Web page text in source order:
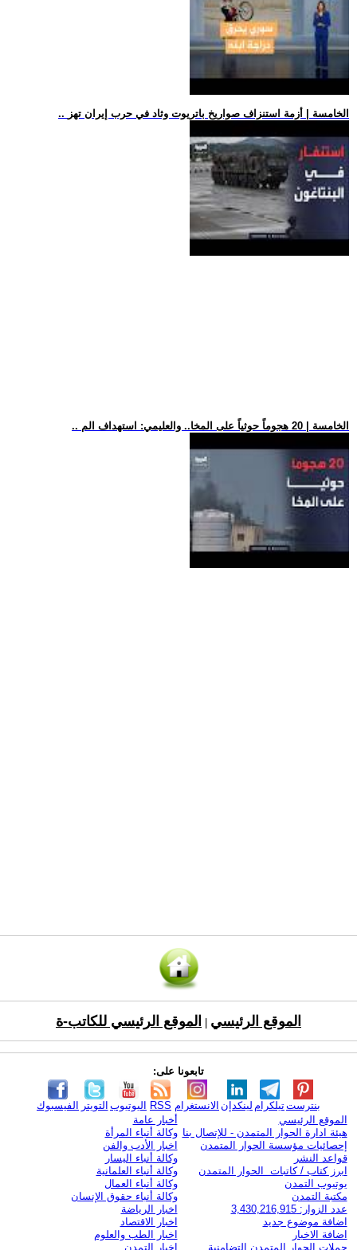
.. الخامسة | أزمة استنزاف صواريخ باتريوت وثاد في حرب إيران تهز
.. الخامسة | 20 هجوماً حوثياً على المخا.. والعليمي: استهداف الم
الموقع الرئيسي الموقع الرئيسي للكاتب-ة
تابعونا على:
الفيسبوك التويتر اليوتيوب RSS الانستغرام لينكدإن تيلكرامبنترست
الموقع الرئيسي
هيئة ادارة الحوار المتمدن - للإتصال بنا
إحصائيات مؤسسة الحوار المتمدن
قواعد النشر
ابرز كتاب / كاتبات الحوار المتمدن
يوتيوب التمدن
مكتبة التمدن
عدد الزوار: 3,430,216,915
اضافة موضوع جديد
اضافة الاخبار
حملات الحوار المتمدن التضامنية
أخبار عامة
وكالة أنباء المرأة
اخبار الأدب والفن
وكالة أنباء اليسار
وكالة أنباء العلمانية
وكالة أنباء العمال
وكالة أنباء حقوق الإنسان
اخبار الرياضة
اخبار الاقتصاد
اخبار الطب والعلوم
اخبار التمدن